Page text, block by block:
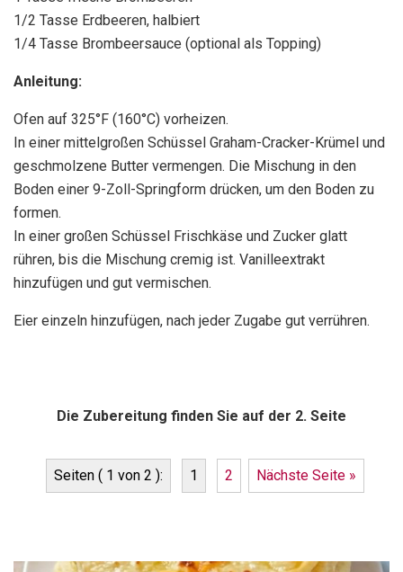
1/2 Tasse Erdbeeren, halbiert
1/4 Tasse Brombeersauce (optional als Topping)
Anleitung:
Ofen auf 325°F (160°C) vorheizen.
In einer mittelgroßen Schüssel Graham-Cracker-Krümel und
geschmolzene Butter vermengen. Die Mischung in den
Boden einer 9-Zoll-Springform drücken, um den Boden zu
formen.
In einer großen Schüssel Frischkäse und Zucker glatt
rühren, bis die Mischung cremig ist. Vanilleextrakt
hinzufügen und gut vermischen.
Eier einzeln hinzufügen, nach jeder Zugabe gut verrühren.
Die Zubereitung finden Sie auf der 2. Seite
Seiten ( 1 von 2 ): 1 2 Nächste Seite »